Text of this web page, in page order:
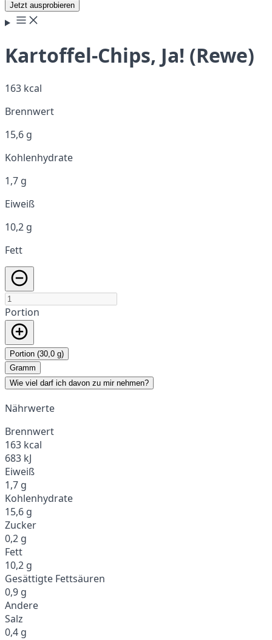
Jetzt ausprobieren
Kartoffel-Chips, Ja! (Rewe)
163 kcal
Brennwert
15,6 g
Kohlenhydrate
1,7 g
Eiweiß
10,2 g
Fett
Portion
Portion (30,0 g)
Gramm
Wie viel darf ich davon zu mir nehmen?
Nährwerte
Brennwert
163 kcal
683 kJ
Eiweiß
1,7 g
Kohlenhydrate
15,6 g
Zucker
0,2 g
Fett
10,2 g
Gesättigte Fettsäuren
0,9 g
Andere
Salz
0,4 g